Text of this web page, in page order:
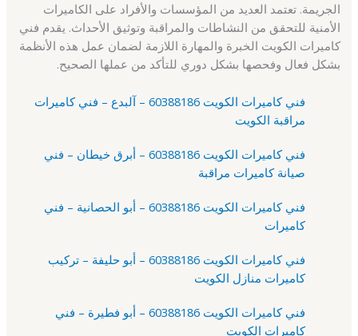
الجريمة. تعتمد العديد من المؤسسات والأفراد على الكاميرات
الأمنية للتحقق من النشاطات والمراقبة وتوثيق الأحداث. يقدم فني
كاميرات الكويت الخبرة والمهارة اللازمة لضمان عمل هذه الأنظمة
بشكل فعال وفحصها بشكل دوري للتأكد من عملها الصحيح.
فني كاميرات الكويت 60388186 – آلبدع – فني كاميرات
مراقبة الكويت
فني كاميرات الكويت 60388186 – أبرق خيطان – فني
صيانة كاميرات مراقبة
فني كاميرات الكويت 60388186 – أبو الحصانية – فني
كاميرات
فني كاميرات الكويت 60388186 – أبو حليفة – تركيب
كاميرات منازل الكويت
فني كاميرات الكويت 60388186 – أبو فطيرة – فني
كاميرات الكويت